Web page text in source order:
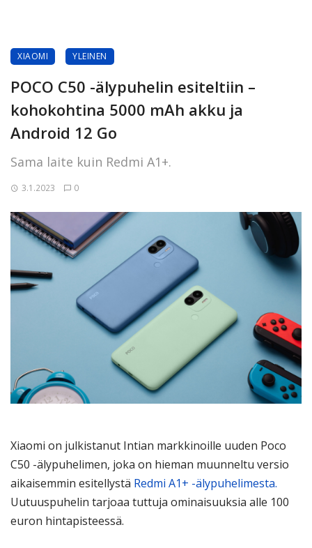
XIAOMI YLEINEN
POCO C50 -älypuhelin esiteltiin –
kohokohtina 5000 mAh akku ja
Android 12 Go
Sama laite kuin Redmi A1+.
3.1.2023 0
Xiaomi on julkistanut Intian markkinoille uuden Poco
C50 -älypuhelimen, joka on hieman muunneltu versio
aikaisemmin esitellystä Redmi A1+ -älypuhelimesta.
Uutuuspuhelin tarjoaa tuttuja ominaisuuksia alle 100
euron hintapisteessä.